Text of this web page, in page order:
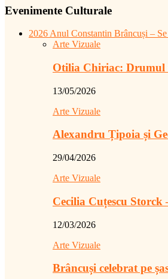
Evenimente Culturale
2026 Anul Constantin Brâncuși –
Arte Vizuale
Otilia Chiriac: Drumul
13/05/2026
Arte Vizuale
Alexandru Țipoia și
29/04/2026
Arte Vizuale
Cecilia Cuțescu
12/03/2026
Arte Vizuale
Brâncuși celebrat pe